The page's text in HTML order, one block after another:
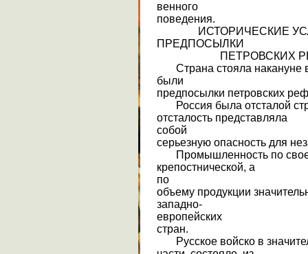
венного
поведения.
ИСТОРИЧЕСКИЕ
ПРЕДПОСЫЛКИ
ПЕТРОВСКИХ
Страна стояла накануне
были
предпосылки петровских
Россия была отсталой
отсталость представляла
собой
серьезную опасность для
Промышленность по
крепостнической, а
по
объему продукции
западно-
европейских
стран.
Русское войско в